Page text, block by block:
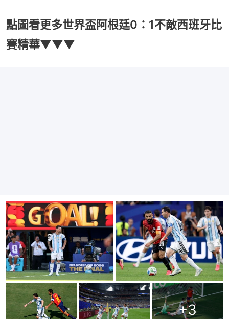
點圖看更多世界盃阿根廷0：1不敵西班牙比
賽精華▼▼▼
+3